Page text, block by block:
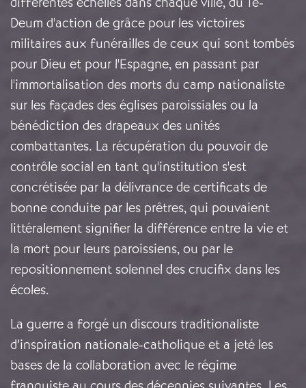
Deum d'action de grâce pour les victoires
militaires aux funérailles de ceux qui sont tombés
pour Dieu et pour l'Espagne, en passant par
l'immortalisation des morts du camp nationaliste
sur les façades des églises paroissiales ou la
bénédiction des drapeaux des unités
combattantes. La récupération du pouvoir de
contrôle social en tant qu'institution s'est
concrétisée par la délivrance de certificats de
bonne conduite par les prêtres, qui pouvaient
littéralement signifier la différence entre la vie et
la mort pour leurs paroissiens, ou par le
repositionnement solennel des crucifix dans les
écoles.
La guerre a forgé un discours traditionaliste
d’inspiration nationale-catholique et a jeté les
bases de la collaboration avec le régime